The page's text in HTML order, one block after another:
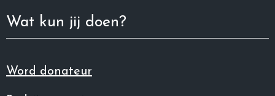
Wat kun jij doen?
Word donateur